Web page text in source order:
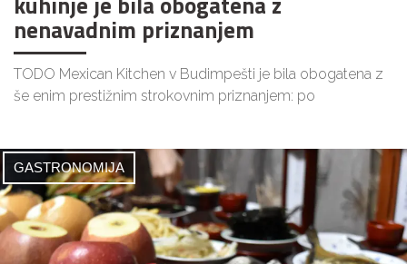
nenavadnim priznanjem
TODO Mexican Kitchen v Budimpešti je bila obogatena z
še enim prestižnim strokovnim priznanjem: po
GASTRONOMIJA